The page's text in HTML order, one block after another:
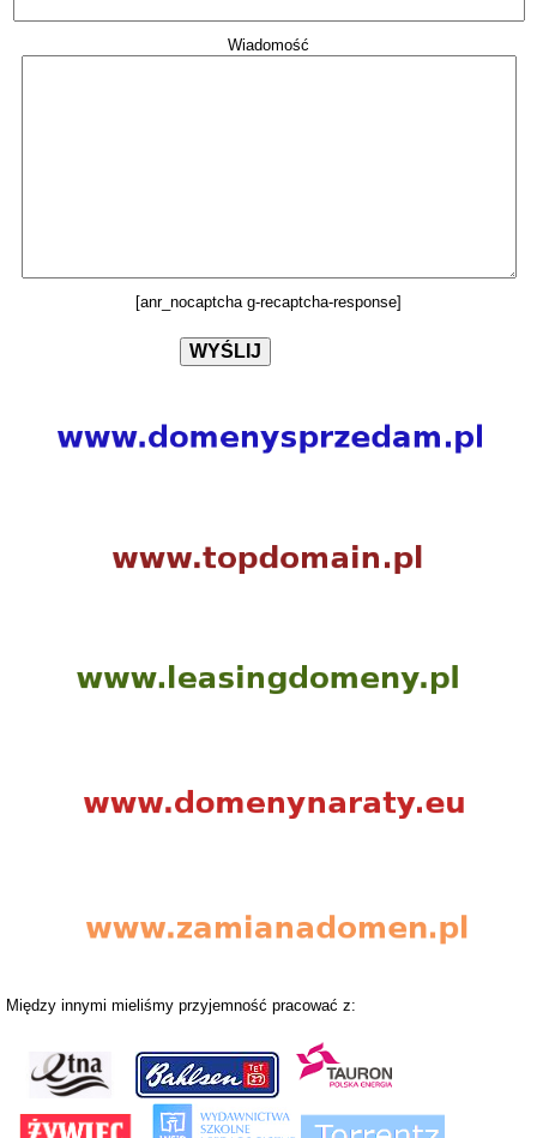
Wiadomość
[anr_nocaptcha g-recaptcha-response]
Między innymi mieliśmy przyjemność pracować z: